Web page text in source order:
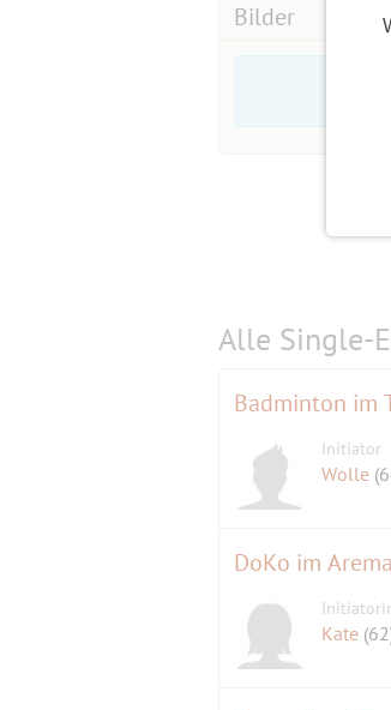
Bilder
Alle Single-
Badminton im
Initiator
Wolle
DoKo im Arema
Kate